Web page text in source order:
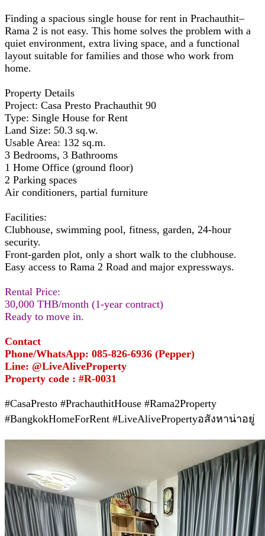
Finding a spacious single house for rent in Prachauthit–
Rama 2 is not easy. This home solves the problem with a
quiet environment, extra living space, and a functional
layout suitable for families and those who work from
home.
Property Details
Project: Casa Presto Prachauthit 90
Type: Single House for Rent
Land Size: 50.3 sq.w.
Usable Area: 132 sq.m.
3 Bedrooms, 3 Bathrooms
1 Home Office (ground floor)
2 Parking spaces
Air conditioners, partial furniture
Facilities:
Clubhouse, swimming pool, fitness, garden, 24-hour
security.
Front-garden plot, only a short walk to the clubhouse.
Easy access to Rama 2 Road and major expressways.
Rental Price:
30,000 THB/month (1-year contract)
Ready to move in.
Contact
Phone/WhatsApp: 085-826-6936 (Pepper)
Line: @LiveAliveProperty
Property code : #R-0031
#CasaPresto #PrachauthitHouse #Rama2Property
#BangkokHomeForRent #LiveAlivePropertyอสังหาน่าอยู่